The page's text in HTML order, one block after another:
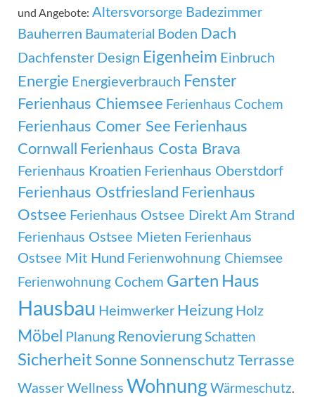
und Angebote: Altersvorsorge Badezimmer
Bauherren Baumaterial Boden Dach
Dachfenster Design Eigenheim Einbruch
Energie Energieverbrauch Fenster
Ferienhaus Chiemsee Ferienhaus Cochem
Ferienhaus Comer See Ferienhaus
Cornwall
Ferienhaus Costa Brava
Ferienhaus Kroatien Ferienhaus Oberstdorf
Ferienhaus Ostfriesland Ferienhaus
Ostsee Ferienhaus Ostsee Direkt Am Strand
Ferienhaus Ostsee Mieten Ferienhaus
Ostsee Mit Hund Ferienwohnung Chiemsee
Ferienwohnung Cochem Garten Haus
Hausbau Heimwerker Heizung Holz
Möbel Planung Renovierung Schatten
Sicherheit Sonne SonnenschutzTerrasse
Wasser Wellness Wohnung Wärmeschutz.